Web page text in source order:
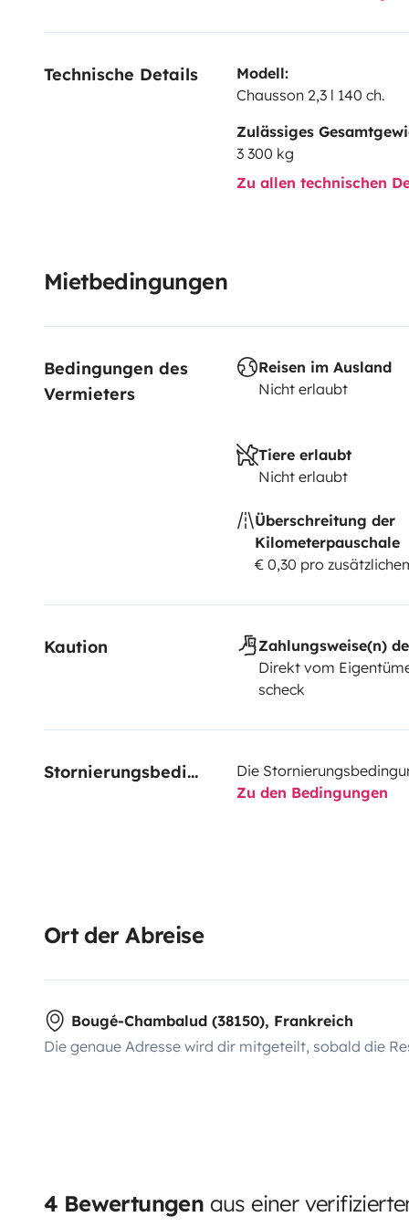
Technische Details
Modell:
Chausson 2,3 l 140 ch.
Zulässiges
3 300 kg
Zu allen technischen
Mietbedingungen
Bedingungen des
Vermieters
Reisen im Ausland
Nicht erlaubt
Tiere erlaubt
Nicht erlaubt
Überschreitung der
Kilometerpauschale
€ 0,30 pro
Kaution
Zahlungsweise(n)
Direkt vom
scheck
Stornierungsbedingungen
Die
Zu den Bedingungen
Ort der Abreise
Bougé-Chambalud (38150), Frankreich
Die genaue Adresse wird dir mitgeteilt, sobald die
4 Bewertungen aus einer